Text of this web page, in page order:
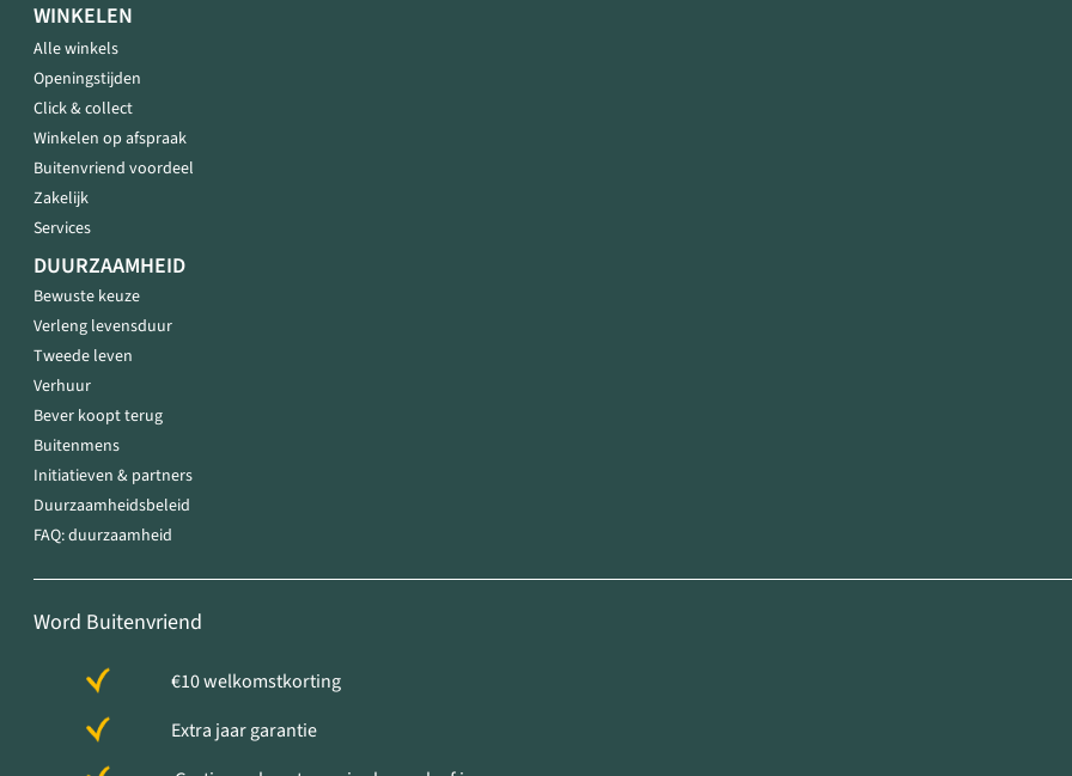
WINKELEN
Alle winkels
Openingstijden
Click & collect
Winkelen op afspraak
Buitenvriend voordeel
Zakelijk
Services
DUURZAAMHEID
Bewuste keuze
Verleng levensduur
Tweede leven
Verhuur
Bever koopt terug
Buitenmens
Initiatieven & partners
Duurzaamheidsbeleid
FAQ: duurzaamheid
Word Buitenvriend
€10 welkomstkorting
Extra jaar garantie